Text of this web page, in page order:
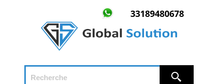
33189480678